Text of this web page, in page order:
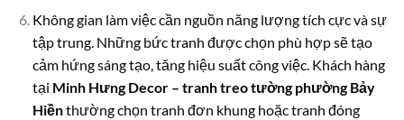
Không gian làm việc cần nguồn năng lượng tích cực và sự
tập trung. Những bức tranh được chọn phù hợp sẽ tạo
cảm hứng sáng tạo, tăng hiệu suất công việc. Khách hàng
tại Minh Hưng Decor – tranh treo tường phường Bảy
Hiềnthường chọn tranh đơn khung hoặc tranh đóng